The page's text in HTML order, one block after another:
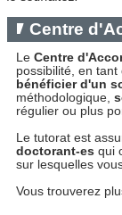
Centre
Le Centre
possibilité, en
bénéficier d'un
méthodologique,
régulier ou plus
Le tutorat est
doctorant-es qui
sur lesquelles
Vous trouverez